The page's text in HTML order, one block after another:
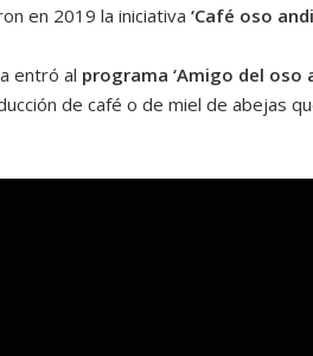
en 2019 la iniciativa ‘Café oso
entró al programa ‘Amigo del oso
de café o de miel de abejas